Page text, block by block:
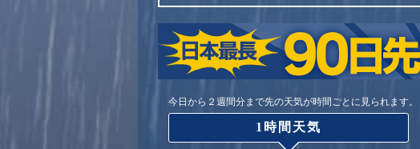
今日から２週間分まで先の天気が時間ごとに見られます。
1時間天気